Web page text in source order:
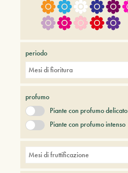
periodo
Mesi di fioritura
profumo
Piante con profumo delicato
Piante con profumo intenso
Mesi di fruttificazione